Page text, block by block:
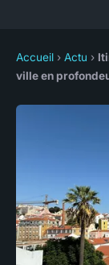
Accueil › Actu ›
ville en